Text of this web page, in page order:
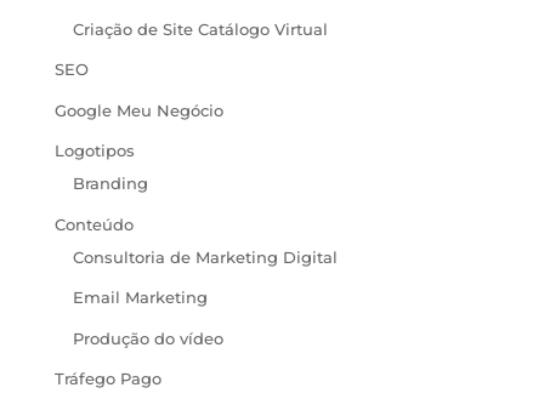
Criação de Site Catálogo Virtual
SEO
Google Meu Negócio
Logotipos
Branding
Conteúdo
Consultoria de Marketing Digital
Email Marketing
Produção do vídeo
Tráfego Pago